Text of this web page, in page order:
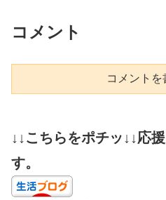
コメント
コメントを
↓↓こちらをポチッ↓↓応
す。